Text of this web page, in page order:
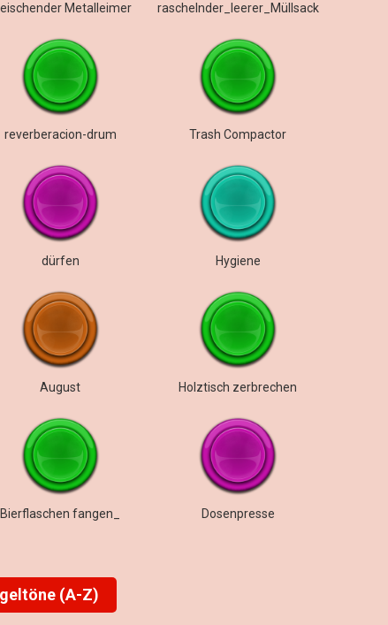
Metalleimer raschelnder_leerer_Müllsack
reverberacion-drum Trash Compactor
dürfen Hygiene
August Holztisch zerbrechen
Bierflaschen fangen_ Dosenpresse
(A-Z)